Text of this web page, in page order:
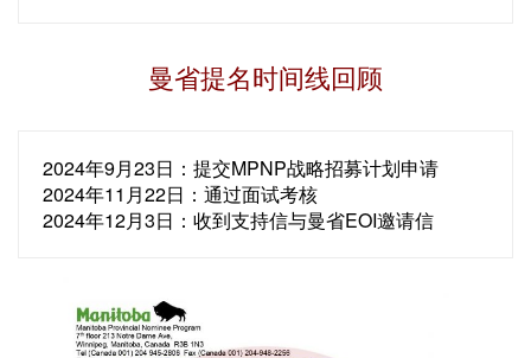
曼省提名时间线回顾
2024年9月23日：提交MPNP战略招募计划申请
2024年11月22日：通过面试考核
2024年12月3日：收到支持信与曼省EOI邀请信